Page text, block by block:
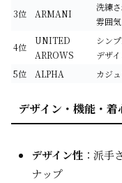
3位 ARMANI
洗練
雰囲気
4位
UNITED
ARROWS
シン
デザ
5位
ALPHA カジ
デザイン・機能・
デザイン性 ：派手
ナップ